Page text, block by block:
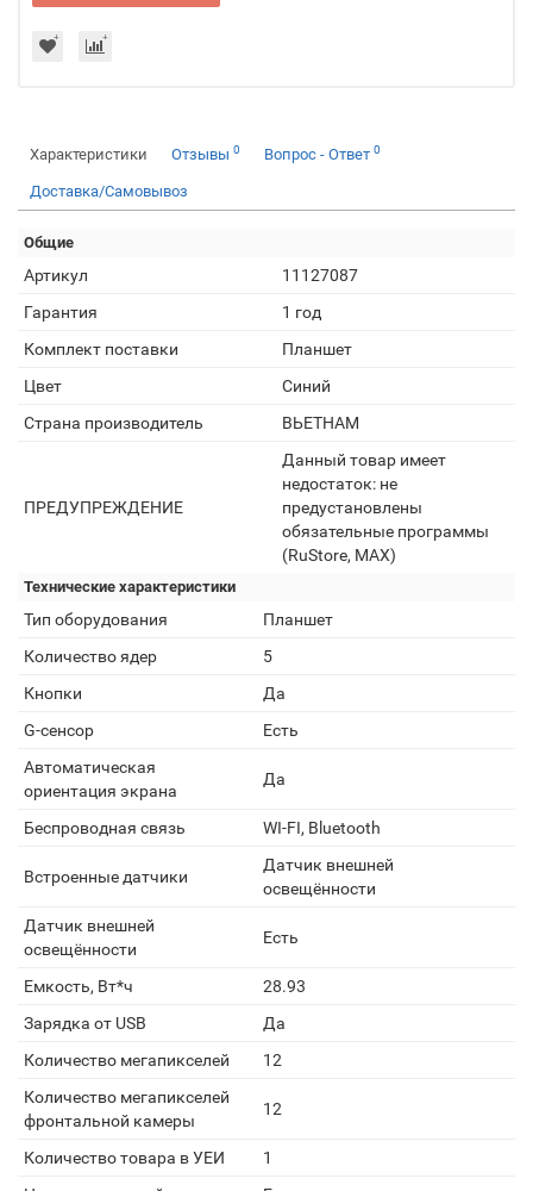
Характеристики Отзывы 0 Вопрос - Ответ 0
Доставка/Самовывоз
Общие
Артикул
11127087
Гарантия
1 год
Комплект поставки
Планшет
Цвет
Синий
Страна производитель
ВЬЕТНАМ
ПРЕДУПРЕЖДЕНИЕ
Данный товар имеет
недостаток: не
предустановлены
обязательные программы
(RuStore, MAX)
Технические характеристики
Тип оборудования
Планшет
Количество ядер
5
Кнопки
Да
G-сенсор
Есть
Автоматическая
ориентация экрана
Да
Беспроводная связь WI-FI, Bluetooth
Встроенные датчики
Датчик внешней
освещённости
Датчик внешней
освещённости
Есть
Емкость, Вт*ч
28.93
Зарядка от USB
Да
Количество мегапикселей
12
Количество мегапикселей
фронтальной камеры
12
Количество товара в УЕИ
1